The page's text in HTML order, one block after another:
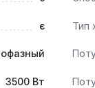
є Тип
3500 Вт